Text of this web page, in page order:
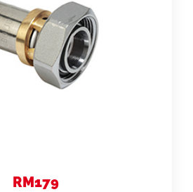
RM179